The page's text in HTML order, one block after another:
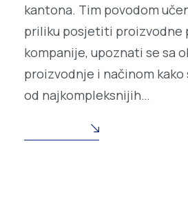
kantona. Tim povodom
priliku posjetiti proizvodne
kompanije, upoznati se sa
proizvodnje i načinom kako
od najkompleksnijih…